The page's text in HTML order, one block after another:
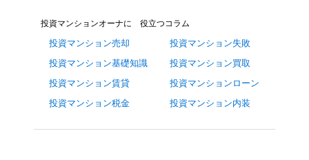
投資マンションオーナに 役立つコラム
投資マンション売却
投資マンション基礎知識
投資マンション賃貸
投資マンション税金
投資マンション失敗
投資マンション買取
投資マンションローン
投資マンション内装